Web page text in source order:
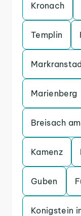
Kronach
Templin
Marienberg
Breisach
Kamenz
Guben
Konigstein